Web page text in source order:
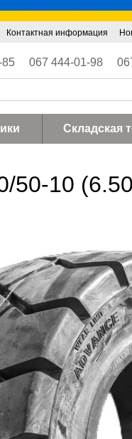
Контактная информация
85 067 444-01-98
Складская
50-10